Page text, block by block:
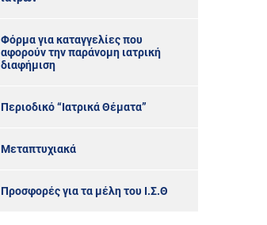
Φόρμα για καταγγελίες που
αφορούν την παράνομη ιατρική
διαφήμιση
Περιοδικό “Ιατρικά Θέματα”
Μεταπτυχιακά
Προσφορές για τα μέλη του Ι.Σ.Θ